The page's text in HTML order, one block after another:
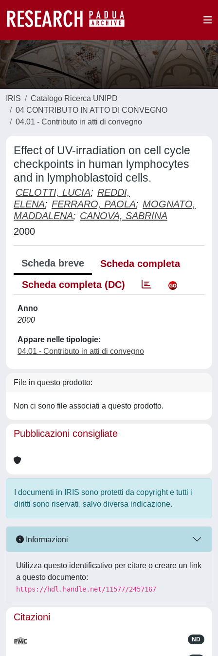
IRIS
Catalogo Ricerca UNIPD
04 CONTRIBUTO IN ATTO DI CONVEGNO
04.01 - Contributo in atti di convegno
Effect of UV-irradiation on cell cycle
checkpoints in human lymphocytes
and in lymphoblastoid cells.
CELOTTI, LUCIA; REDDI,
ELENA; FERRARO, PAOLA; MOGNATO,
MADDALENA; CANOVA, SABRINA
2000
Scheda breve
Scheda completa
Scheda completa (DC)
Anno
2000
Appare nelle tipologie:
04.01 - Contributo in atti di convegno
File in questo prodotto:
Non ci sono file associati a questo prodotto.
Pubblicazioni consigliate
I documenti in IRIS sono protetti da copyright e tutti i
diritti sono riservati, salvo diversa indicazione.
Informazioni
Utilizza questo identificativo per citare o creare un link
a questo documento:
https://hdl.handle.net/11577/2457167
Citazioni
ND